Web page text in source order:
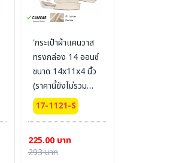
'กระเป๋าผ้าแคนวาส
ทรงกล่อง 14 ออนซ์
ขนาด 14x11x4 นิ้ว
(ราคานี้ยังไม่รวม
สกรีน) Size : S
17-1121-S
225.00 บาท
293 บาท